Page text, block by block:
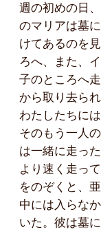
週の初めの日
のマリアは墓
けてあるのを
ろへ、また、
子のところへ
から取り去ら
わたしたちに
そのもう一人
は一緒に走っ
より速く走っ
をのぞくと、
中には入らな
いた。彼は墓